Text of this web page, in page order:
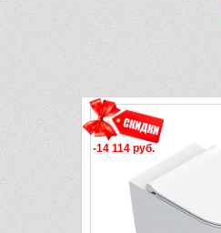
Видео
-14 114 руб.